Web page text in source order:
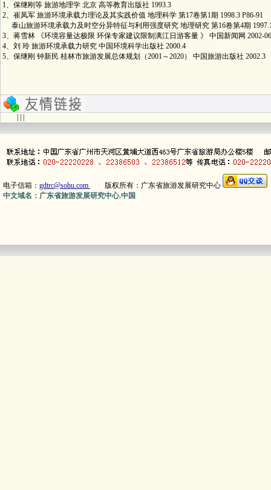
1、保继刚等 旅游地理学 北京 高等教育出版社 1993.3
2、崔凤军 旅游环境承载力理论及其实践价值 地理科学 第17卷第1期 1998.3 P86-91
泰山旅游环境承载力及时空分异特征与利用强度研究 地理研究 第16卷第4期
3、蒋雪林 《环境容量达极限 环保专家建议限制漓江日游客量 》 中国新闻网 2002-
4、刘 玲 旅游环境承载力研究 中国环境科学出版社 2000.4
5、保继刚 钟新民 桂林市旅游发展总体规划（2001～2020） 中国旅游出版社 2002.3
电子信箱： gdtrc@sohu.com 版权所有：广东省旅游发展研究中心
中文域名：广东省旅游发展研究中心.中国